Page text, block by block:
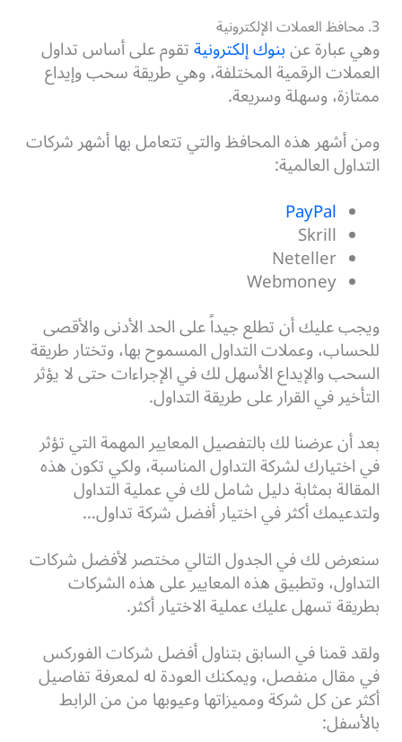
3. محافظ العملات الإلكترونية
وهي عبارة عنبنوك إلكترونيةتقوم على أساس تداول
العملات الرقمية المختلفة، وهي طريقة سحب وإيداع
ممتازة، وسهلة وسريعة.
ومن أشهر هذه المحافظ والتي تتعامل بها أشهر شركات
التداول العالمية:
PayPal
Skrill
Neteller
Webmoney
ويجب عليك أن تطلع جيداً على الحد الأدنى والأقصى
للحساب، وعملات التداول المسموح بها، وتختار طريقة
السحب والإيداع الأسهل لك في الإجراءات حتى لا يؤثر
التأخير في القرار على طريقة التداول.
بعد أن عرضنا لك بالتفصيل المعايير المهمة التي تؤثر
في اختيارك لشركة التداول المناسبة، ولكي تكون هذه
المقالة بمثابة دليل شامل لك في عملية التداول
ولتدعيمك أكثر في اختيار أفضل شركة تداول…
سنعرض لك في الجدول التالي مختصر لأفضل شركات
التداول، وتطبيق هذه المعايير على هذه الشركات
بطريقة تسهل عليك عملية الاختيار أكثر.
ولقد قمنا في السابق بتناول أفضل شركات الفوركس
في مقال منفصل، ويمكنك العودة له لمعرفة تفاصيل
أكثر عن كل شركة ومميزاتها وعيوبها من من الرابط
بالأسفل: